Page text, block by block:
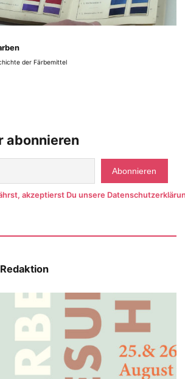
der Färbemittel
abonnieren
akzeptierst Du unsere